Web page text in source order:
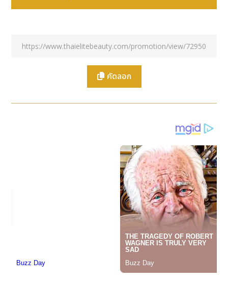
เลฟเว่น ทุกสาขาทั่วประเทศ
www.bshine.co.th, FB :
https://www.facebook.com/
คัดลอก